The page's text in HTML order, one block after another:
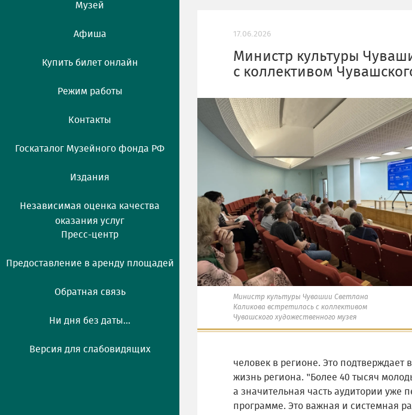
Музей
Афиша
Купить билет онлайн
Режим работы
Контакты
Госкаталог Музейного фонда РФ
Издания
Независимая оценка качества
оказания услуг
Пресс-центр
Предоставление в аренду площадей
Обратная связь
Ни дня без даты...
Версия для слабовидящих
17.06.2026
Министр культуры
с коллективом
Министр культуры Чувашии Светлана
Каликова встретилась с коллективом
Чувашского художественного музея
человек в регионе. Это
жизнь региона. "Более 40 тысяч
а значительная часть аудитории уже
программе. Это важная и системная